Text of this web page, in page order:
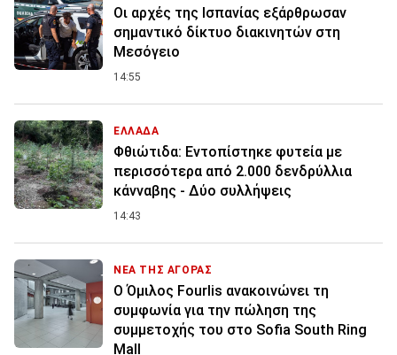
Οι αρχές της Ισπανίας εξάρθρωσαν
σημαντικό δίκτυο διακινητών στη
Μεσόγειο
14:55
ΕΛΛΑΔΑ
Φθιώτιδα: Εντοπίστηκε φυτεία με
περισσότερα από 2.000 δενδρύλλια
κάνναβης - Δύο συλλήψεις
14:43
ΝΕΑ ΤΗΣ ΑΓΟΡΑΣ
Ο Όμιλος Fourlis ανακοινώνει τη
συμφωνία για την πώληση της
συμμετοχής του στο Sofia South Ring
Mall